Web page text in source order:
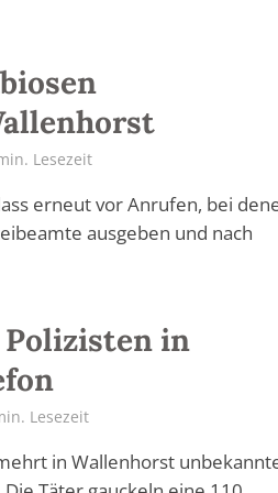
Lesezeit
erneut vor Anrufen, bei
ausgeben und nach
in
Lesezeit
in Wallenhorst